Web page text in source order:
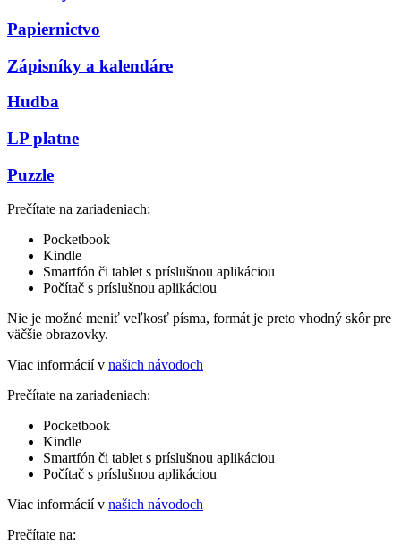
Papiernictvo
Zápisníky a kalendáre
Hudba
LP platne
Puzzle
Prečítate na zariadeniach:
Pocketbook
Kindle
Smartfón či tablet s príslušnou aplikáciou
Počítač s príslušnou aplikáciou
Nie je možné meniť veľkosť písma, formát je preto vhodný skôr pre
väčšie obrazovky.
Viac informácií v našich návodoch
Prečítate na zariadeniach:
Pocketbook
Kindle
Smartfón či tablet s príslušnou aplikáciou
Počítač s príslušnou aplikáciou
Viac informácií v našich návodoch
Prečítate na: